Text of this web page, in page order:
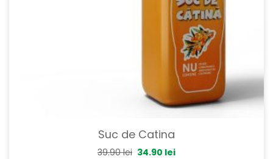
Suc de Catina
39.90lei 34.90 lei